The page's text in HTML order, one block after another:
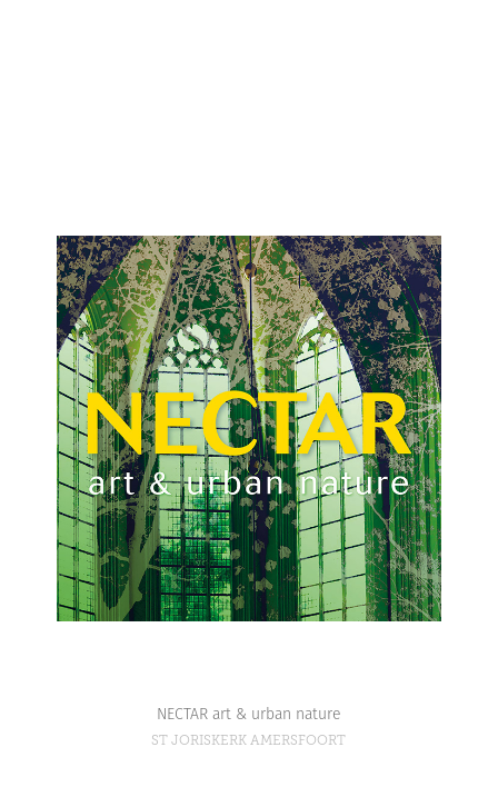
NECTAR art & urban nature
ST JORISKERK AMERSFOORT